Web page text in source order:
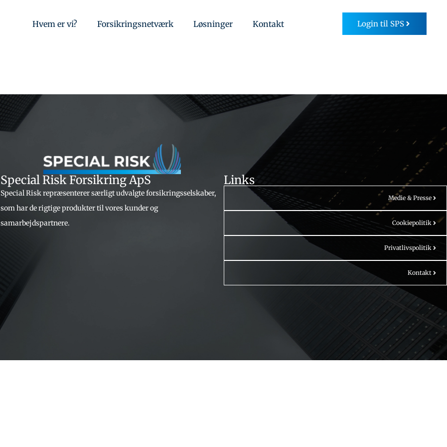
Hvem er vi? Forsikringsnetværk Løsninger Kontakt Login til SPS
Special Risk Forsikring ApS
Special Risk repræsenterer særligt udvalgte forsikringsselskaber,
som har de rigtige produkter til vores kunder og
samarbejdspartnere.
Links
Medie & Presse
Cookiepolitik
Privatlivspolitik
Kontakt